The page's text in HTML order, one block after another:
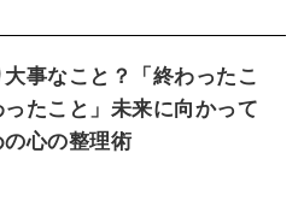
事なこと？「終わったこ
ったこと」未来に向かって
心の整理術